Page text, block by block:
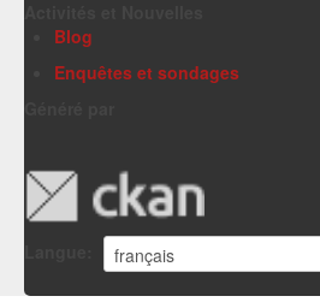
Blog
Enquêtes et sondages